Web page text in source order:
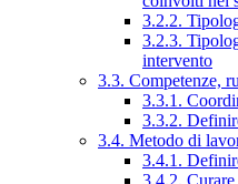
3.2.2.
3.2.3.
intervento
3.3. Competenze,
3.3.1.
3.3.2.
3.4. Metodo di
3.4.1.
3.4.2.